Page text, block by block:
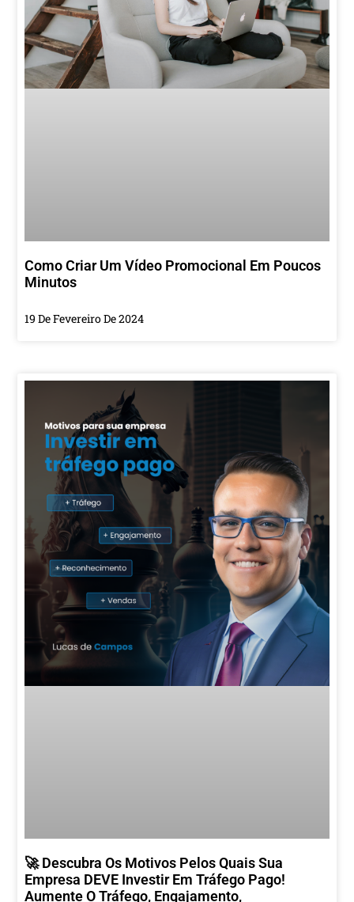
Como Criar Um Vídeo Promocional Em Poucos
Minutos
19 De Fevereiro De 2024
🚀 Descubra Os Motivos Pelos Quais Sua
Empresa DEVE Investir Em Tráfego Pago!
Aumente O Tráfego, Engajamento,